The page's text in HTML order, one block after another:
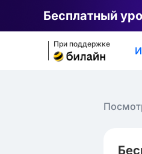
Бесплатный
При поддержке